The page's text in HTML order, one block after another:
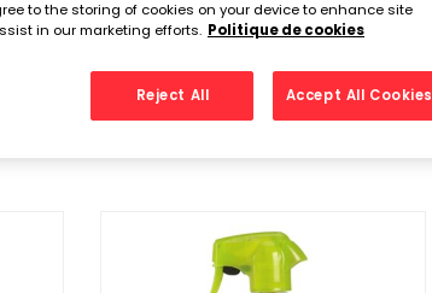
to the storing of cookies on your device to enhance site
in our marketing efforts. Politique de cookies
Reject All Accept All Cookies